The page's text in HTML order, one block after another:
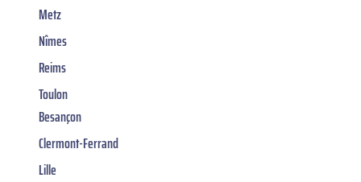
Metz
Nîmes
Reims
Toulon
Besançon
Clermont-Ferrand
Lille